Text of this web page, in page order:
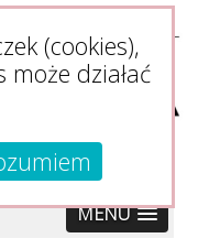
MENU
(cookies),
działać